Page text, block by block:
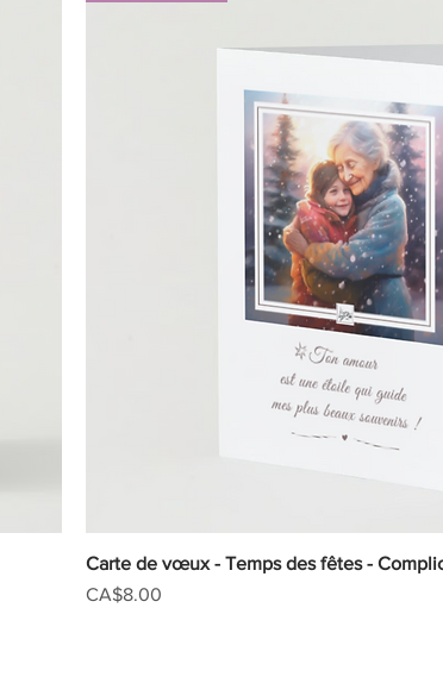
Quick View
Carte de vœux - Temps des fêtes -
Price
CA$8.00